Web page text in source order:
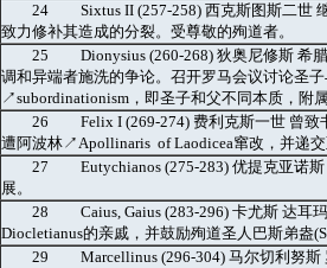
24 Sixtus II (257-258) 西克斯图斯二世
致力修补其造成的分裂。受尊敬的殉道者。
25 Dionysius (260-268) 狄奥尼修斯 希腊
调和异端者施洗的争论。召开罗马会议讨论圣
↗subordinationism，即圣子和父不同本质，附
26 Felix I (269-274) 费利克斯一世 曾致
遭阿波林↗Apollinaris of Laodicea窜改，并递
27 Eutychianos (275-283) 优提克亚诺斯
展。
28 Caius, Gaius (283-296) 卡尤斯 达耳
Diocletianus的亲戚，并鼓励殉道圣人巴斯弟盎
29 Marcellinus (296-304) 马尔切利努斯